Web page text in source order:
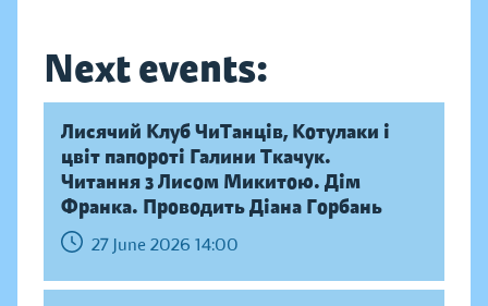
Next events:
Лисячий Клуб ЧиТанців, Котулаки і
цвіт папороті Галини Ткачук.
Читання з Лисом Микитою. Дім
Франка. Проводить Діана Горбань
27 June 2026 14:00